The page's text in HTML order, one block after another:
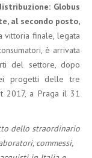
Globus
al secondo posto,
vittoria finale, legata
è arrivata
del settore, dopo
progetti delle tre
2017, a Praga il 31
dello straordinario
commessi,